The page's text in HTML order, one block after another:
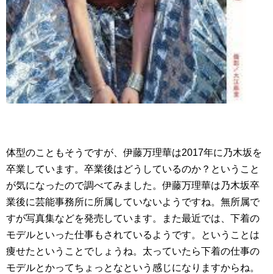
体型のこともそうですが、伊藤万理華は2017年に乃木坂を
卒業しています。卒業後はどうしているのか？ということ
が気になったので調べてみました。伊藤万理華は乃木坂卒
業後に芸能事務所に所属していないようですね。無所属で
すが写真集などを発売しています。また最近では、下着の
モデルといった仕事もされているようです。ということは
痩せたということでしょうね。太っていたら下着の仕事の
モデルとかってちょっとなという感じになりますからね。